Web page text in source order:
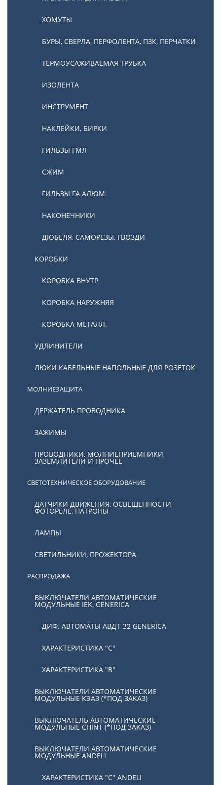
ХОМУТЫ
БУРЫ, СВЕРЛА, ПЕРФОЛЕНТА, ПЗК, ПЕРЧАТКИ
ТЕРМОУСАЖИВАЕМАЯ ТРУБКА
ИЗОЛЕНТА
ИНСТРУМЕНТ
НАКЛЕЙКИ, БИРКИ
ГИЛЬЗЫ ГМЛ
СЖИМ
ГИЛЬЗЫ ГА АЛЮМ.
НАКОНЕЧНИКИ
ДЮБЕЛЯ, САМОРЕЗЫ, ГВОЗДИ
КОРОБКИ
КОРОБКА ВНУТР
КОРОБКА НАРУЖНЯЯ
КОРОБКА МЕТАЛЛ.
УДЛИНИТЕЛИ
ЛЮКИ КАБЕЛЬНЫЕ НАПОЛЬНЫЕ ДЛЯ РОЗЕТОК
МОЛНИЕЗАЩИТА
ДЕРЖАТЕЛЬ ПРОВОДНИКА
ЗАЖИМЫ
ПРОВОДНИКИ, МОЛНИЕПРИЕМНИКИ,
ЗАЗЕМЛИТЕЛИ И ПРОЧЕЕ
СВЕТОТЕХНИЧЕСКОЕ ОБОРУДОВАНИЕ
ДАТЧИКИ ДВИЖЕНИЯ, ОСВЕЩЕННОСТИ,
ФОТОРЕЛЕ, ПАТРОНЫ
ЛАМПЫ
СВЕТИЛЬНИКИ, ПРОЖЕКТОРА
РАСПРОДАЖА
ВЫКЛЮЧАТЕЛИ АВТОМАТИЧЕСКИЕ
МОДУЛЬНЫЕ IEK, GENERICA
ДИФ. АВТОМАТЫ АВДТ-32 GENERICA
ХАРАКТЕРИСТИКА "С"
ХАРАКТЕРИСТИКА "В"
ВЫКЛЮЧАТЕЛИ АВТОМАТИЧЕСКИЕ
МОДУЛЬНЫЕ КЭАЗ (*ПОД ЗАКАЗ)
ВЫКЛЮЧАТЕЛЬ АВТОМАТИЧЕСКИЕ
МОДУЛЬНЫЕ CHINT (*ПОД ЗАКАЗ)
ВЫКЛЮЧАТЕЛИ АВТОМАТИЧЕСКИЕ
МОДУЛЬНЫЕ ANDELI
ХАРАКТЕРИСТИКА "C" ANDELI